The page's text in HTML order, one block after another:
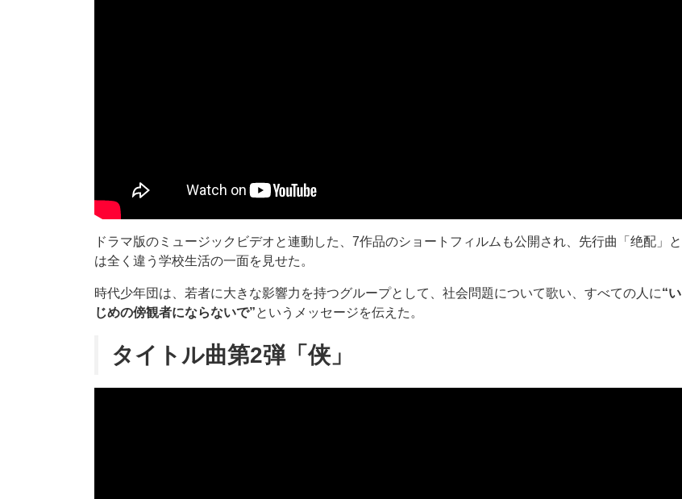
ドラマ版のミュージックビデオと連動した、7作品のショートフィルムも公開され、先行曲「绝配」と
は全く違う学校生活の一面を見せた。
時代少年団は、若者に大きな影響力を持つグループとして、社会問題について歌い、すべての人に“い
じめの傍観者にならないで”というメッセージを伝えた。
タイトル曲第2弾「侠」